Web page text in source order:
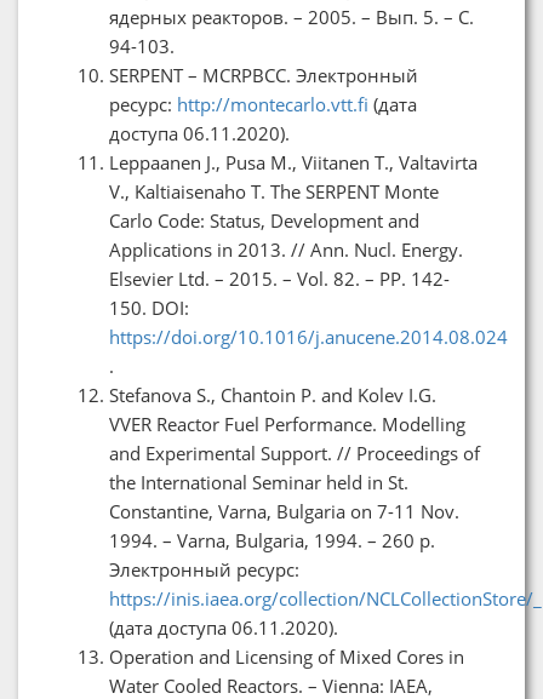
ядерных реакторов. – 2005. – Вып. 5. – C.
94-103.
SERPENT – MCRPBCC. Электронный
ресурс: http://montecarlo.vtt.fi (дата
доступа 06.11.2020).
Leppaanen J., Pusa M., Viitanen T., Valtavirta
V., Kaltiaisenaho T. The SERPENT Monte
Carlo Code: Status, Development and
Applications in 2013. // Ann. Nucl. Energy.
Elsevier Ltd. – 2015. – Vol. 82. – PP. 142-
150. DOI:
https://doi.org/10.1016/j.anucene.2014.08.024
.
Stefanova S., Chantoin P. and Kolev I.G.
VVER Reactor Fuel Performance. Modelling
and Experimental Support. // Proceedings of
the International Seminar held in St.
Constantine, Varna, Bulgaria on 7-11 Nov.
1994. – Varna, Bulgaria, 1994. – 260 p.
Электронный ресурс:
https://inis.iaea.org/collection/
(дата доступа 06.11.2020).
Operation and Licensing of Mixed Cores in
Water Cooled Reactors. – Vienna: IAEA,